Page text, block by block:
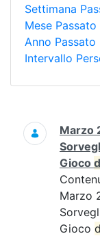
Settimana
Mese Passato
Anno Passato
Intervallo
Ricerca
Marzo
Gioco
Marzo
Gioco